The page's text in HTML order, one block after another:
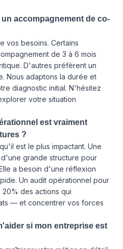
accompagnement de co-
vos besoins. Certains
de 3 à 6 mois
D'autres préfèrent un
Nous adaptons la durée et
diagnostic initial. N'hésitez
votre situation
est vraiment
?
est le plus impactant. Une
grande structure pour
a besoin d'une réflexion
Un audit opérationnel pour
des actions qui
— et concentrer vos forces
si mon entreprise est